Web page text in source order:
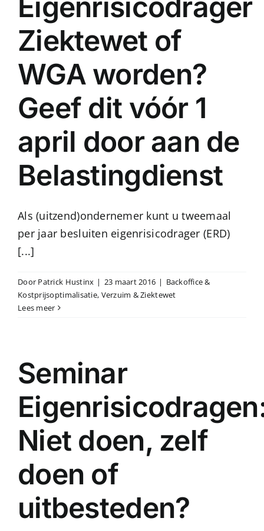
Ziektewet of
WGA worden?
Geef dit vóór 1
april door aan de
Belastingdienst
Als (uitzend)ondernemer kunt u tweemaal
per jaar besluiten eigenrisicodrager (ERD)
[...]
Door Patrick Hustinx | 23 maart 2016 | Backoffice &
Kostprijsoptimalisatie, Verzuim & Ziektewet
Lees meer
Seminar
Niet doen, zelf
doen of
uitbesteden?